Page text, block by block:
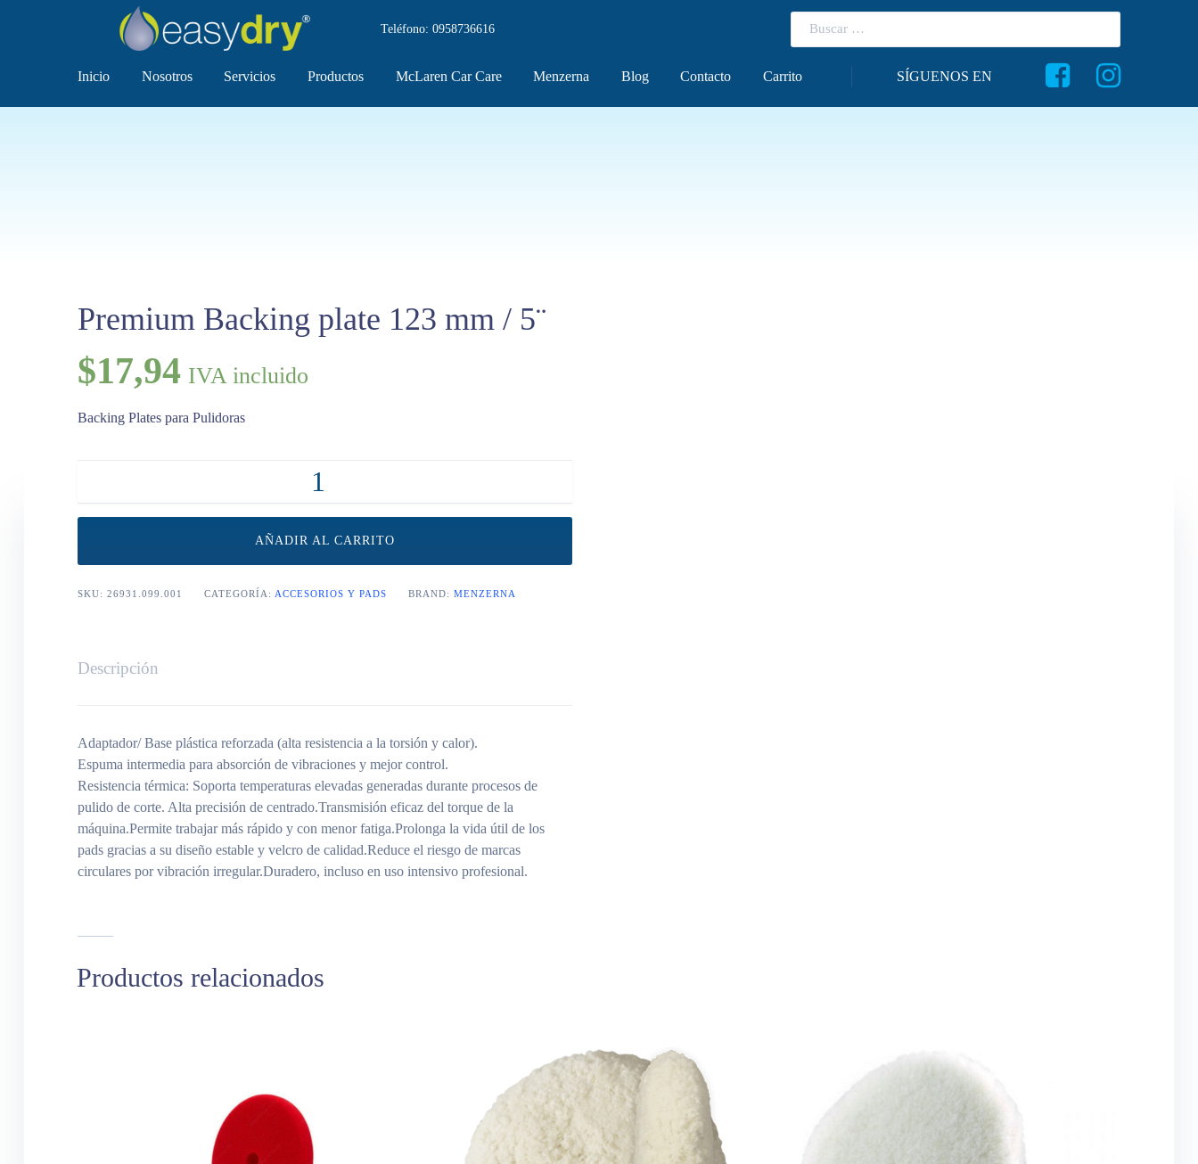
Teléfono: 0958736616
Inicio Nosotros Servicios Productos McLaren Car Care Menzerna Blog Contacto Carrito SÍGUENOS EN
Premium Backing plate 123 mm / 5¨
$17,94 IVA incluido
Backing Plates para Pulidoras
Premium Backing plate 123 mm / 5¨ cantidad
AÑADIR AL CARRITO
SKU: 26931.099.001 CATEGORÍA: ACCESORIOS Y PADS BRAND: MENZERNA
Descripción
Adaptador/ Base plástica reforzada (alta resistencia a la torsión y calor).
Espuma intermedia para absorción de vibraciones y mejor control.
Resistencia térmica: Soporta temperaturas elevadas generadas durante procesos de
pulido de corte. Alta precisión de centrado.Transmisión eficaz del torque de la
máquina.Permite trabajar más rápido y con menor fatiga.Prolonga la vida útil de los
pads gracias a su diseño estable y velcro de calidad.Reduce el riesgo de marcas
circulares por vibración irregular.Duradero, incluso en uso intensivo profesional.
Productos relacionados